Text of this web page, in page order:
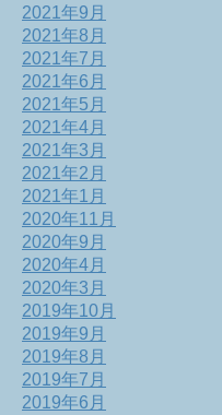
2021年9月
2021年8月
2021年7月
2021年6月
2021年5月
2021年4月
2021年3月
2021年2月
2021年1月
2020年11月
2020年9月
2020年4月
2020年3月
2019年10月
2019年9月
2019年8月
2019年7月
2019年6月